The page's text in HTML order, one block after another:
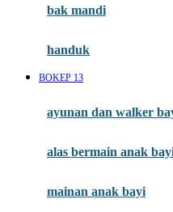
Moby
My Buddy Tag
My K
bak mandi
handuk
BOKEP 13
ayunan dan walker
alas bermain anak
mainan anak bayi